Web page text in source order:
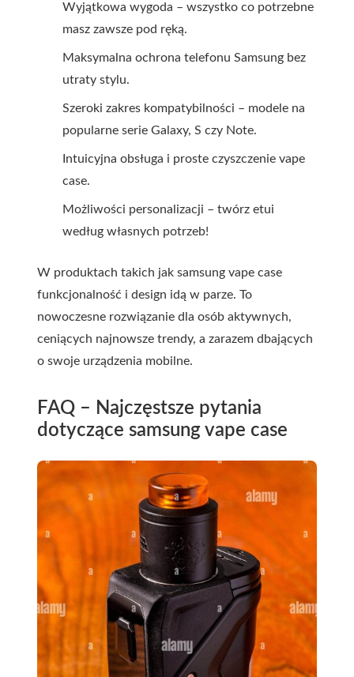
Wyjątkowa wygoda – wszystko co potrzebne
masz zawsze pod ręką.
Maksymalna ochrona telefonu Samsung bez
utraty stylu.
Szeroki zakres kompatybilności – modele na
popularne serie Galaxy, S czy Note.
Intuicyjna obsługa i proste czyszczenie vape
case.
Możliwości personalizacji – twórz etui
według własnych potrzeb!
W produktach takich jak samsung vape case
funkcjonalność i design idą w parze. To
nowoczesne rozwiązanie dla osób aktywnych,
ceniących najnowsze trendy, a zarazem dbających
o swoje urządzenia mobilne.
FAQ – Najczęstsze pytania
dotyczące samsung vape case